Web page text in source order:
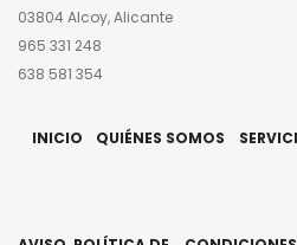
03804 Alcoy, Alicante
965 331 248
638 581 354
INICIO QUIÉNES SOMOS